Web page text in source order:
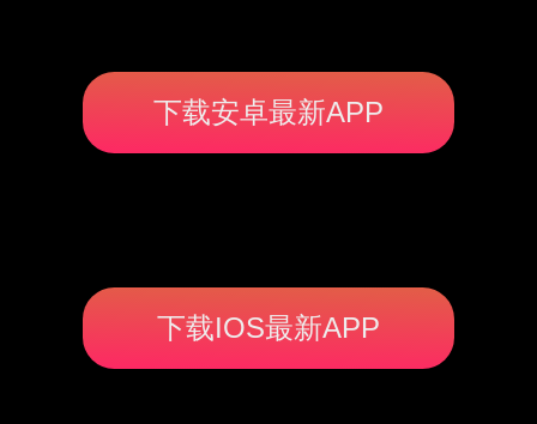
下载安卓最新APP
下载IOS最新APP